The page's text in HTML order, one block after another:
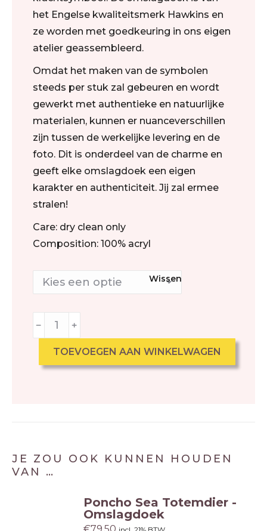
het Engelse kwaliteitsmerk Hawkins en
ze worden met goedkeuring in ons eigen
atelier geassembleerd.
Omdat het maken van de symbolen
steeds per stuk zal gebeuren en wordt
gewerkt met authentieke en natuurlijke
materialen, kunnen er nuanceverschillen
zijn tussen de werkelijke levering en de
foto. Dit is onderdeel van de charme en
geeft elke omslagdoek een eigen
karakter en authenticiteit. Jij zal ermee
stralen!
Care: dry clean only
Composition: 100% acryl
Wissen
﹣ ﹢
TOEVOEGEN AAN WINKELWAGEN
JE ZOU OOK KUNNEN HOUDEN
VAN …
Poncho Sea Totemdier -
Omslagdoek